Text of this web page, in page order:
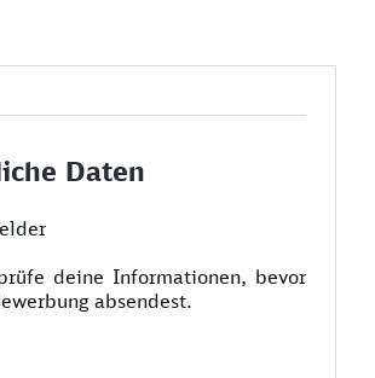
Daten
deine Informationen, bevor
absendest.